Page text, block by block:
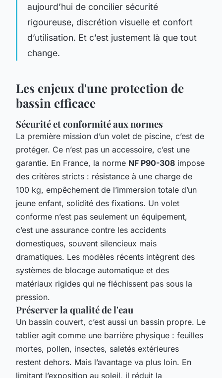
aujourd’hui de concilier sécurité
rigoureuse, discrétion visuelle et confort
d’utilisation. Et c’est justement là que tout
change.
Les enjeux d'une protection de
bassin efficace
Sécurité et conformité aux normes
La première mission d’un volet de piscine, c’est de
protéger. Ce n’est pas un accessoire, c’est une
garantie. En France, la norme NF P90-308 impose
des critères stricts : résistance à une charge de
100 kg, empêchement de l’immersion totale d’un
jeune enfant, solidité des fixations. Un volet
conforme n’est pas seulement un équipement,
c’est une assurance contre les accidents
domestiques, souvent silencieux mais
dramatiques. Les modèles récents intègrent des
systèmes de blocage automatique et des
matériaux rigides qui ne fléchissent pas sous la
pression.
Préserver la qualité de l'eau
Un bassin couvert, c’est aussi un bassin propre. Le
tablier agit comme une barrière physique : feuilles
mortes, pollen, insectes, saletés extérieures
restent dehors. Mais l’avantage va plus loin. En
limitant l’exposition au soleil, il réduit la